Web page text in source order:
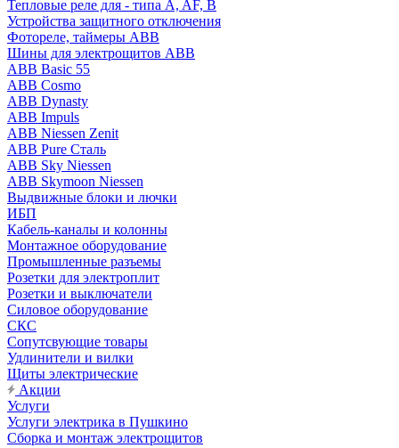
Тепловые реле для - типа A, AF, B
Устройства защитного отключения
Фотореле, таймеры ABB
Шины для электрощитов АВВ
ABB Basic 55
ABB Cosmo
ABB Dynasty
ABB Impuls
ABB Niessen Zenit
ABB Pure Сталь
ABB Sky Niessen
ABB Skymoon Niessen
Выдвижные блоки и лючки
ИБП
Кабель-каналы и колонны
Монтажное оборудование
Промышленные разъемы
Розетки для электроплит
Розетки и выключатели
Силовое оборудование
СКС
Сопутсвующие товары
Удлинители и вилки
Щиты электрические
Акции
Услуги
Услуги электрика в Пушкино
Сборка и монтаж электрощитов